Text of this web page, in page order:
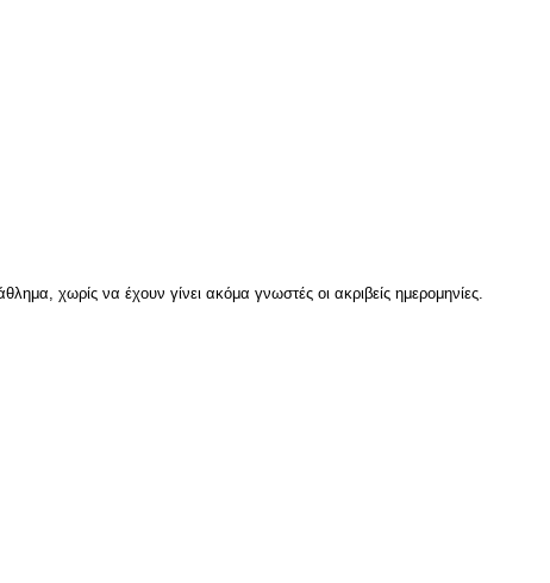
χωρίς να έχουν γίνει ακόμα γνωστές οι ακριβείς ημερομηνίες.